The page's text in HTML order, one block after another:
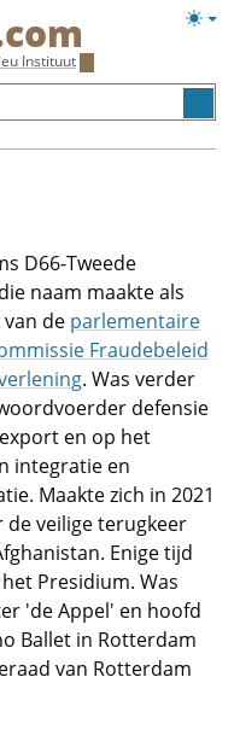
Instituut
D66-Tweede
naam maakte als
de parlementaire
Fraudebeleid
. Was verder
defensie
en op het
integratie en
Maakte zich in 2021
de veilige terugkeer
Enige tijd
Presidium. Was
'de Appel' en hoofd
Ballet in Rotterdam
van Rotterdam